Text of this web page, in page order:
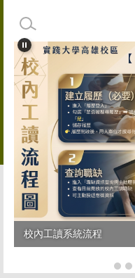
校內工讀系統流程